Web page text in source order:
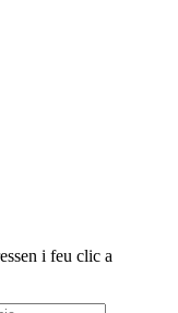
i feu clic a